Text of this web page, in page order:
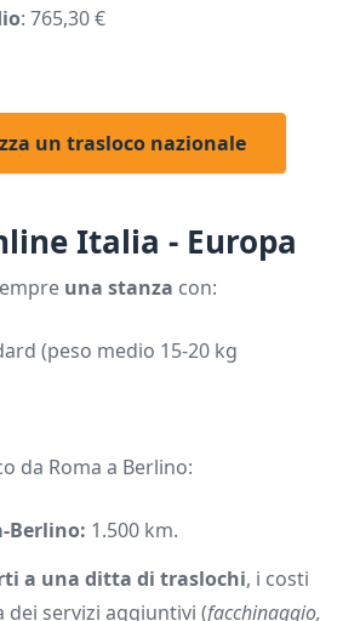
: 765,30 €
un trasloco nazionale
Italia - Europa
una stanza con:
(peso medio 15-20 kg
da Roma a Berlino:
Berlino: 1.500 km.
a una ditta di traslochi, i costi
servizi aggiuntivi (facchinaggio,